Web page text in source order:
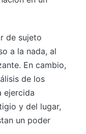
de sujeto
a la nada, al
En cambio,
de los
ejercida
y del lugar,
un poder